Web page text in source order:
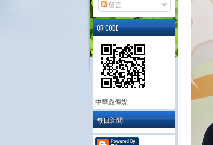
留言
QR CODE
中華鱻傳媒
每日新聞